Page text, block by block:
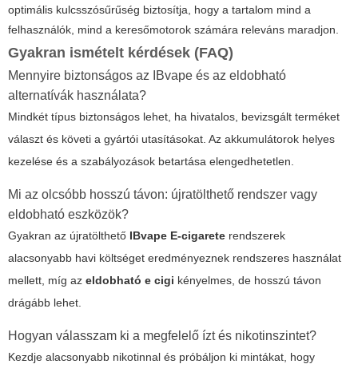
optimális kulcsszósűrűség biztosítja, hogy a tartalom mind a
felhasználók, mind a keresőmotorok számára releváns maradjon.
Gyakran ismételt kérdések (FAQ)
Mennyire biztonságos az IBvape és az eldobható
alternatívák használata?
Mindkét típus biztonságos lehet, ha hivatalos, bevizsgált terméket
választ és követi a gyártói utasításokat. Az akkumulátorok helyes
kezelése és a szabályozások betartása elengedhetetlen.
Mi az olcsóbb hosszú távon: újratölthető rendszer vagy
eldobható eszközök?
Gyakran az újratölthető IBvape E-cigarete rendszerek
alacsonyabb havi költséget eredményeznek rendszeres használat
mellett, míg az eldobható e cigi kényelmes, de hosszú távon
drágább lehet.
Hogyan válasszam ki a megfelelő ízt és nikotinszintet?
Kezdje alacsonyabb nikotinnal és próbáljon ki mintákat, hogy